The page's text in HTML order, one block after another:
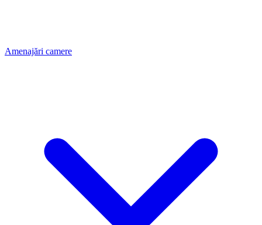
Amenajări camere